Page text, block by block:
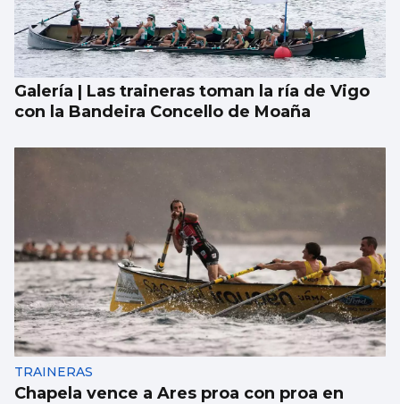
Galería | Las traineras toman la ría de Vigo
con la Bandeira Concello de Moaña
TRAINERAS
Chapela vence a Ares proa con proa en